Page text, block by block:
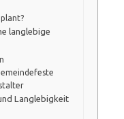
langlebige
Langlebigkeit